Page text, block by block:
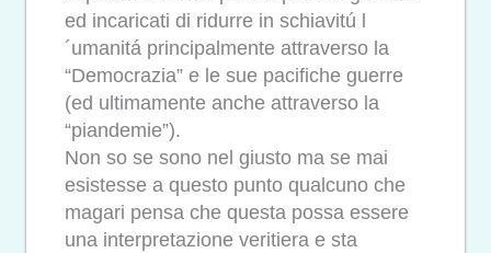
ed incaricati di ridurre in schiavitú l
´umanitá principalmente attraverso la
“Democrazia” e le sue pacifiche guerre
(ed ultimamente anche attraverso la
“piandemie”).
Non so se sono nel giusto ma se mai
esistesse a questo punto qualcuno che
magari pensa che questa possa essere
una interpretazione veritiera e sta